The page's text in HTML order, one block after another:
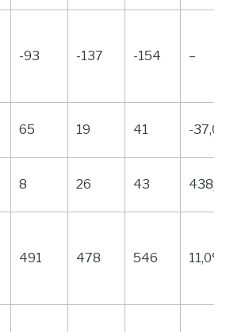
-93 -137 -154 –
65 19 41 -
8 26 43
491 478 546 11,0%